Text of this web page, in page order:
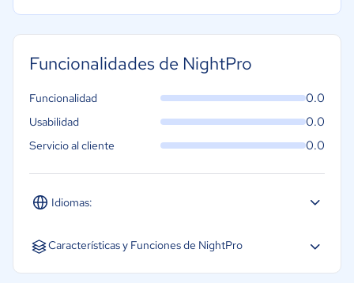
Funcionalidades de NightPro
Idiomas:
Inglés
Funcionalidad 0.0
Usabilidad 0.0
Servicio al cliente 0.0
Características y Funciones de NightPro